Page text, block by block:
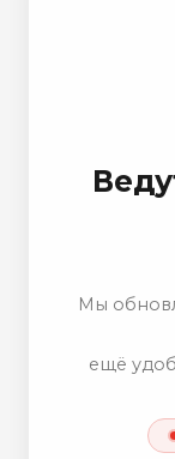
Мы
ещё